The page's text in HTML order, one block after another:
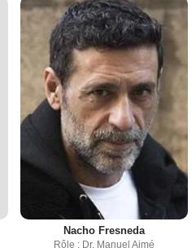
Nacho Fresneda
Rôle : Dr. Manuel Aimé